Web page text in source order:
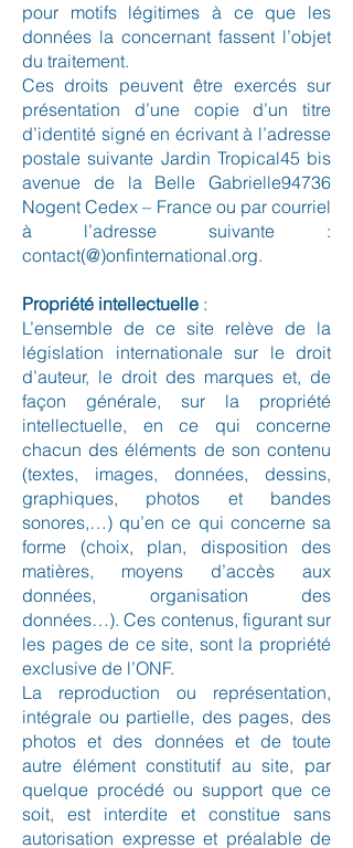
pour motifs légitimes à ce que les
données la concernant fassent l’objet
du traitement.
Ces droits peuvent être exercés sur
présentation d’une copie d’un titre
d’identité signé en écrivant à l’adresse
postale suivante Jardin Tropical45 bis
avenue de la Belle Gabrielle94736
Nogent Cedex – France ou par courriel
à l’adresse suivante :
contact(@)onfinternational.org.
Propriété intellectuelle :
L’ensemble de ce site relève de la
législation internationale sur le droit
d’auteur, le droit des marques et, de
façon générale, sur la propriété
intellectuelle, en ce qui concerne
chacun des éléments de son contenu
(textes, images, données, dessins,
graphiques, photos et bandes
sonores,…) qu’en ce qui concerne sa
forme (choix, plan, disposition des
matières, moyens d’accès aux
données, organisation des
données…). Ces contenus, figurant sur
les pages de ce site, sont la propriété
exclusive de l’ONF.
La reproduction ou représentation,
intégrale ou partielle, des pages, des
photos et des données et de toute
autre élément constitutif au site, par
quelque procédé ou support que ce
soit, est interdite et constitue sans
autorisation expresse et préalable de